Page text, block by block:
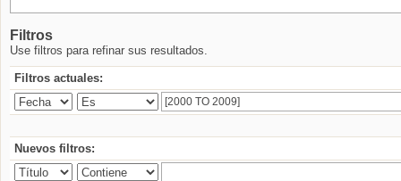
Filtros
Use filtros para refinar sus resultados.
Filtros actuales:
Nuevos filtros: